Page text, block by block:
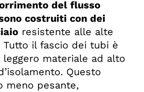
del flusso
costruiti con dei
resistente alle alte
Tutto il fascio dei tubi è
materiale ad alto
Questo
meno pesante,